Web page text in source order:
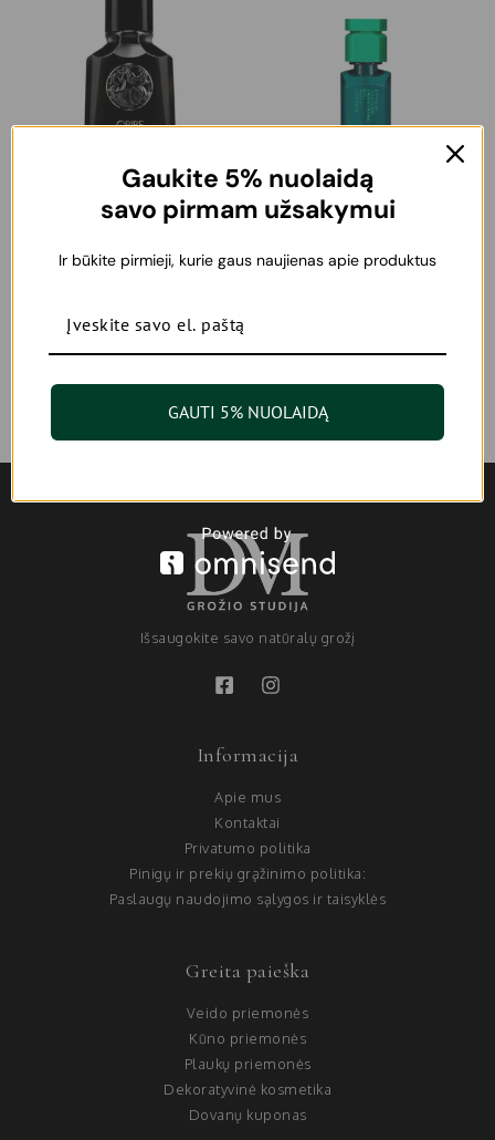
Oribe Gold Lust Nourishing
aliejus 100 ml
R+Co Bleu Optical Illusion
65,00€
Nuolaidos
Išsaugokite savo natūralų grožį
Informacija
Apie mus
Kontaktai
Privatumo politika
Pinigų ir prekių grąžinimo politika:
Paslaugų naudojimo sąlygos ir taisyklės
Greita paieška
Veido priemonės
Kūno priemonės
Plaukų priemonės
Dekoratyvinė kosmetika
Dovanų kuponas
Gaukite 5% nuolaidą
savo pirmam užsakymui
Ir būkite pirmieji, kurie gaus naujienas apie produktus
GAUTI 5% NUOLAIDĄ